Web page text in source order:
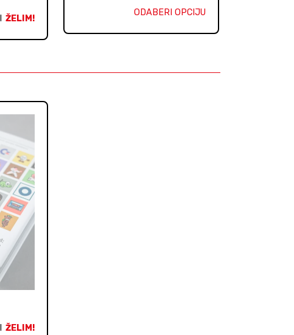
ŽELIM!
ODABERI OPCIJU
ŽELIM!